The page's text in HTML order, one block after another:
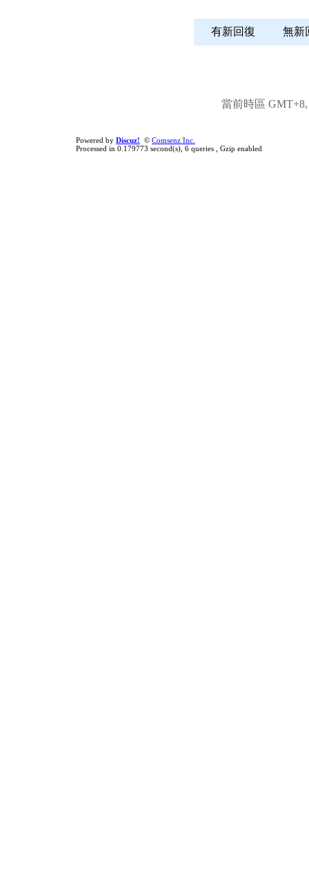
有新回復 無
當前時區 GMT+8,
Powered by Discuz! © Comsenz Inc.
Processed in 0.179773 second(s), 6 queries , Gzip enabled